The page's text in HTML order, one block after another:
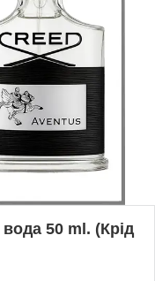
50 ml. (Крід